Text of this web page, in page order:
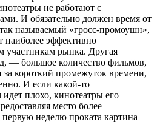
не работают с
И обязательно должен время от
называемый «гросс-промоушн»,
наиболее эффективно
участникам рынка. Другая
— большое количество фильмов,
короткий промежуток времени,
И если какой-то
плохо, кинотеатры его
место более
неделю проката картина